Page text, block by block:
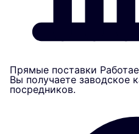
Прямые поставки
Вы получаете заводское
посредников.